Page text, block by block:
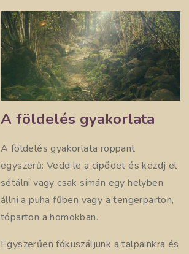
A földelés gyakorlata
A földelés gyakorlata roppant
egyszerű: Vedd le a cipődet és kezdj el
sétálni vagy csak simán egy helyben
állni a puha fűben vagy a tengerparton,
tóparton a homokban.
Egyszerűen fókuszáljunk a talpainkra és